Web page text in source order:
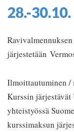
28.-30.10.
järjestetään
Ilmoittautuminen /
Kurssin järjestävät
yhteistyössä
kurssimaksun